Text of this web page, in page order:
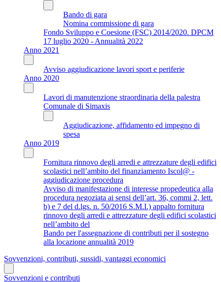
Bando di gara
Nomina commissione di gara
Fondo Sviluppo e Coesione (FSC) 2014/2020. DPCM
17 luglio 2020 - Annualità 2022
Anno 2021
Avviso aggiudicazione lavori sport e periferie
Anno 2020
Lavori di manutenzione straordinaria della palestra
Comunale di Simaxis
Aggiudicazione, affidamento ed impegno di
spesa
Anno 2019
Fornitura rinnovo degli arredi e attrezzature degli edifici
scolastici nell’ambito del finanziamento Iscol@ -
aggiudicazione procedura
Avviso di manifestazione di interesse propedeutica alla
procedura negoziata ai sensi dell’art. 36, commi 2, lett.
b) e 7 del d.lgs. n. 50/2016 S.M.I.) appalto fornitura
rinnovo degli arredi e attrezzature degli edifici scolastici
nell’ambito del
Bando per l'assegnazione di contributi per il sostegno
alla locazione annualità 2019
Sovvenzioni, contributi, sussidi, vantaggi economici
Sovvenzioni e contributi